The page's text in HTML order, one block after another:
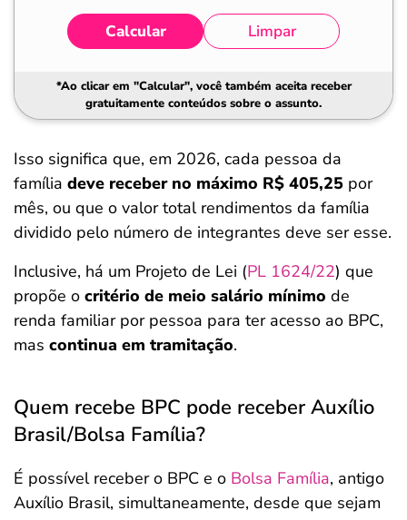
Calcular Limpar
*Ao clicar em "Calcular", você também aceita receber
gratuitamente conteúdos sobre o assunto.
Isso significa que, em 2026, cada pessoa da
família deve receber no máximo R$ 405,25 por
mês, ou que o valor total rendimentos da família
dividido pelo número de integrantes deve ser esse.
Inclusive, há um Projeto de Lei (PL 1624/22) que
propõe o critério de meio salário mínimo de
renda familiar por pessoa para ter acesso ao BPC,
mas continua em tramitação.
Quem recebe BPC pode receber Auxílio
Brasil/Bolsa Família?
É possível receber o BPC e o Bolsa Família, antigo
Auxílio Brasil, simultaneamente, desde que sejam